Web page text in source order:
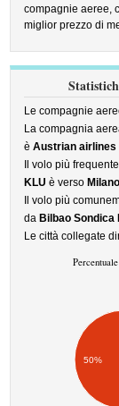
compagnie aeree,
miglior prezzo di
Le compagnie
La compagnia
èAustrian airlines
Il volo più
KLU è verso
Il volo più
da Bilbao Sondica
Le città collegate
50%